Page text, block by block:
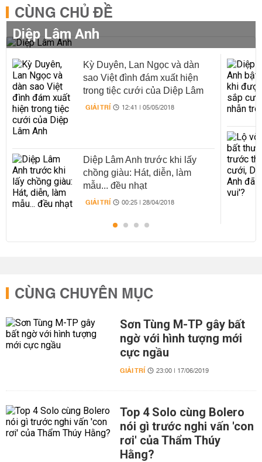
CÙNG CHỦ ĐỀ
Diệp Lâm Anh
Kỳ Duyên, Lan Ngọc và dàn
sao Việt đình đám xuất hiện
trong tiệc cưới của Diệp Lâm
Anh
GIẢI TRÍ 12:41 | 05/05/2018
Diệp Lâm Anh trước khi lấy
chồng giàu: Hát, diễn, làm
mẫu... đều nhạt
GIẢI TRÍ 00:25 | 28/04/2018
CÙNG CHUYÊN MỤC
Sơn Tùng M-TP gây bất
ngờ với hình tượng mới
cực ngầu
GIẢI TRÍ 23:00 | 17/06/2019
Top 4 Solo cùng Bolero
nói gì trước nghi vấn 'con
rơi' của Thẩm Thúy
Hằng?